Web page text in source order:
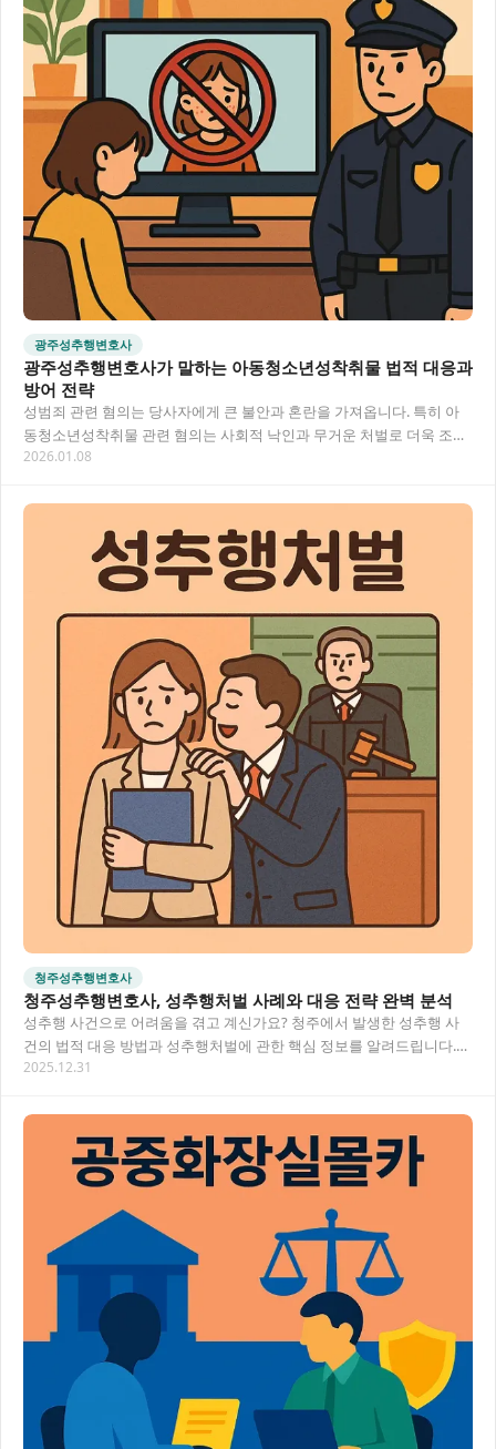
광주성추행변호사
광주성추행변호사가 말하는 아동청소년성착취물 법적 대응과
방어 전략
성범죄 관련 혐의는 당사자에게 큰 불안과 혼란을 가져옵니다. 특히 아
동청소년성착취물 관련 혐의는 사회적 낙인과 무거운 처벌로 더욱 조심
스러운 접근이 필요합니다. 이 글에서는 성추행…
2026.01.08
청주성추행변호사
청주성추행변호사, 성추행처벌 사례와 대응 전략 완벽 분석
성추행 사건으로 어려움을 겪고 계신가요? 청주에서 발생한 성추행 사
건의 법적 대응 방법과 성추행처벌에 관한 핵심 정보를 알려드립니다.
피의자와 피해자 모두를 위한 전문적인 법률 조…
2025.12.31